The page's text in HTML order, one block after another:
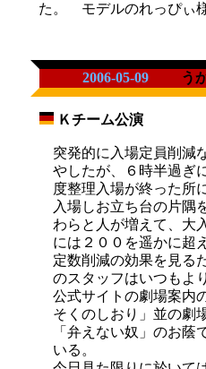
た。 モデルのれっぴぃ
2006-05-09 う
Ｋチーム公演
突発的に入場定員削減
やしたが、６時半過
度整理入場が終った所
入場しお立ち台の片
わらと人が増えて、大
には２００を遥かに超
定数削減の効果を見る
のスタッフはいつもよ
公式サイトの劇場案内
そくのしおり」並の劇
「弁えない奴」のお蔭
いる。